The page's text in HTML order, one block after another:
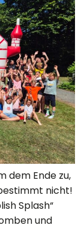
dem Ende zu,
nicht!
Splash“
und